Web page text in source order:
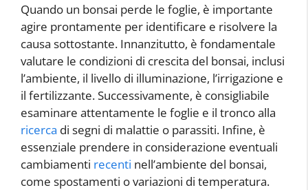
Quando un bonsai perde le foglie, è importante
agire prontamente per identificare e risolvere la
causa sottostante. Innanzitutto, è fondamentale
valutare le condizioni di crescita del bonsai, inclusi
l’ambiente, il livello di illuminazione, l’irrigazione e
il fertilizzante. Successivamente, è consigliabile
esaminare attentamente le foglie e il tronco alla
ricerca di segni di malattie o parassiti. Infine, è
essenziale prendere in considerazione eventuali
cambiamenti recenti nell’ambiente del bonsai,
come spostamenti o variazioni di temperatura.